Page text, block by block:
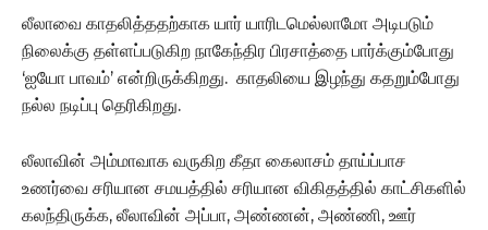
லீலாவை காதலித்ததற்காக யார் யாரிடமெல்லாமோ அடிபடும்
நிலைக்கு தள்ளப்படுகிற நாகேந்திர பிரசாத்தை பார்க்கும்போது
‘ஐயோ பாவம்’ என்றிருக்கிறது. காதலியை இழந்து கதறும்போது
நல்ல நடிப்பு தெரிகிறது.
லீலாவின் அம்மாவாக வருகிற கீதா கைலாசம் தாய்ப்பாச
உணர்வை சரியான சமயத்தில் சரியான விகிதத்தில் காட்சிகளில்
கலந்திருக்க, லீலாவின் அப்பா, அண்ணன், அண்ணி, ஊர்